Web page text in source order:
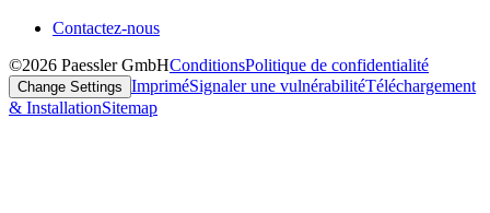
Contactez-nous
©2026 Paessler GmbHConditionsPolitique de confidentialité
Change Settings ImpriméSignaler une vulnérabilitéTéléchargement
& InstallationSitemap